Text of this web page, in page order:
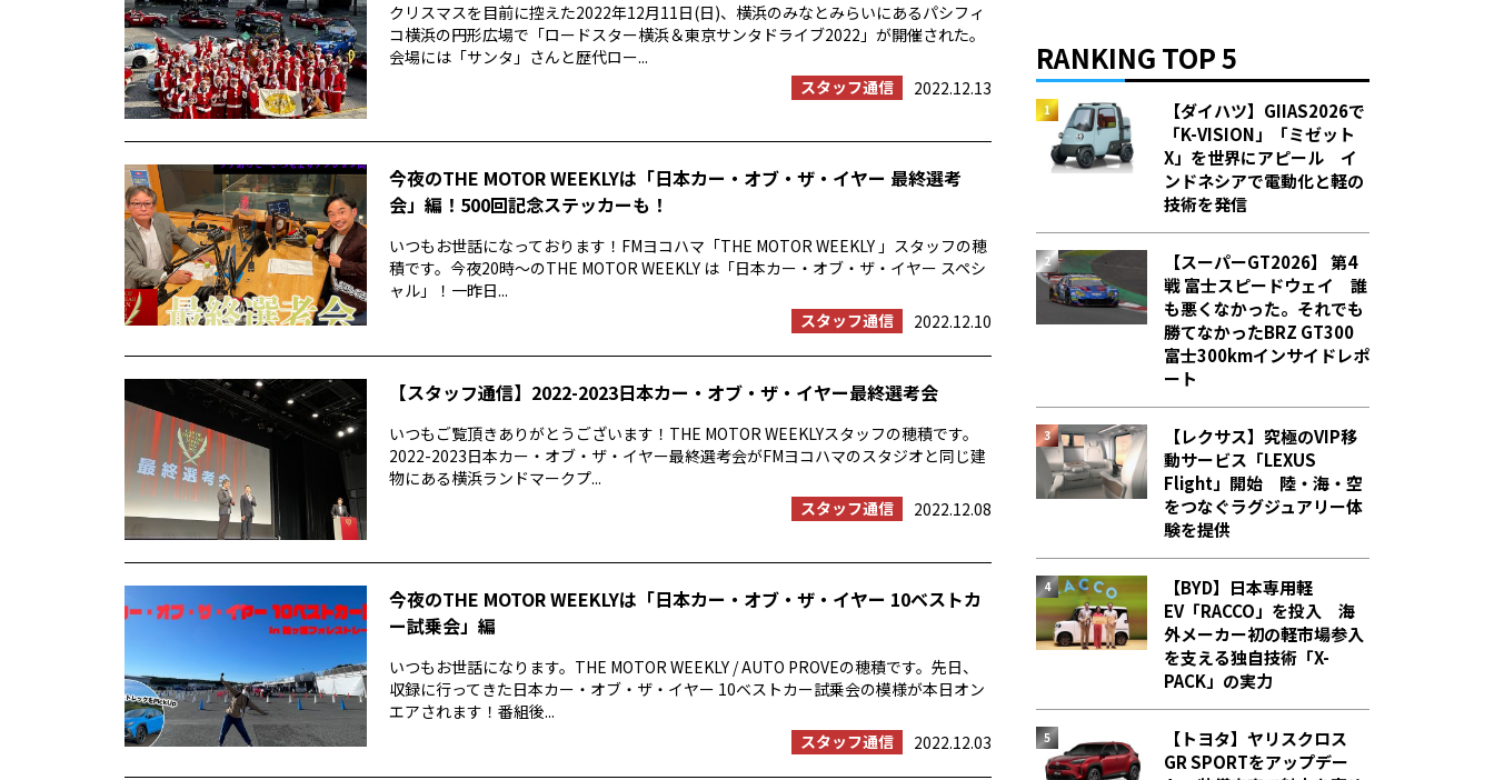
クリスマスを目前に控えた2022年12月11日(日)、横浜のみなとみらいにあるパシフィ
コ横浜の円形広場で「ロードスター横浜＆東京サンタドライブ2022」が開催された。
会場には「サンタ」さんと歴代ロー...
スタッフ通信
2022.12.13
今夜のTHE MOTOR WEEKLYは「日本カー・オブ・ザ・イヤー 最終選考
会」編！500回記念ステッカーも！
いつもお世話になっております！FMヨコハマ「THE MOTOR WEEKLY 」スタッフの穂
積です。今夜20時〜のTHE MOTOR WEEKLY は「日本カー・オブ・ザ・イヤー スペシ
ャル」！一昨日...
スタッフ通信
2022.12.10
【スタッフ通信】2022-2023日本カー・オブ・ザ・イヤー最終選考会
いつもご覧頂きありがとうございます！THE MOTOR WEEKLYスタッフの穂積です。
2022-2023日本カー・オブ・ザ・イヤー最終選考会がFMヨコハマのスタジオと同じ建
物にある横浜ランドマークプ...
スタッフ通信
2022.12.08
今夜のTHE MOTOR WEEKLYは「日本カー・オブ・ザ・イヤー 10ベストカ
ー試乗会」編
いつもお世話になります。THE MOTOR WEEKLY / AUTO PROVEの穂積です。先日、
収録に行ってきた日本カー・オブ・ザ・イヤー 10ベストカー試乗会の模様が本日オン
エアされます！番組後...
スタッフ通信
2022.12.03
RANKING TOP 5
【ダイハツ】GIIAS2026で
「K-VISION」「ミゼット
X」を世界にアピール イ
ンドネシアで電動化と軽の
技術を発信
【スーパーGT2026】 第4
戦 富士スピードウェイ 誰
も悪くなかった。それでも
勝てなかった――BRZ GT300
富士300kmインサイドレポ
ート
【レクサス】究極のVIP移
動サービス「LEXUS
Flight」開始 陸・海・空
をつなぐラグジュアリー体
験を提供
【BYD】日本専用軽
EV「RACCO」を投入 海
外メーカー初の軽市場参入
を支える独自技術「X-
PACK」の実力
【トヨタ】ヤリスクロス
GR SPORTをアップデー